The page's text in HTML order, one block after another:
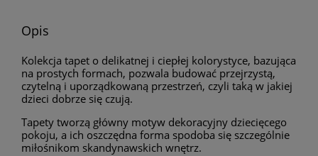
Opis
Kolekcja tapet o delikatnej i ciepłej kolorystyce, bazująca
na prostych formach, pozwala budować przejrzystą,
czytelną i uporządkowaną przestrzeń, czyli taką w jakiej
dzieci dobrze się czują.
Tapety tworzą główny motyw dekoracyjny dziecięcego
pokoju, a ich oszczędna forma spodoba się szczególnie
miłośnikom skandynawskich wnętrz.